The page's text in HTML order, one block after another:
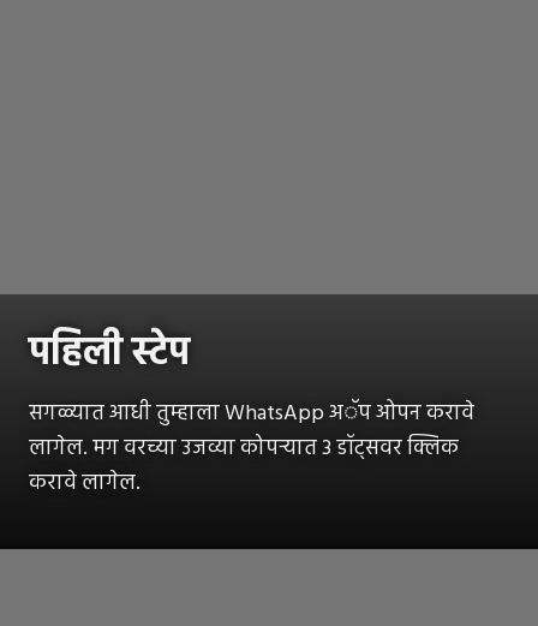
पहिली स्टेप
सगळ्यात आधी तुम्हाला WhatsApp अॅप ओपन करावे
लागेल. मग वरच्या उजव्या कोपऱ्यात ३ डॉट्सवर क्लिक
करावे लागेल.